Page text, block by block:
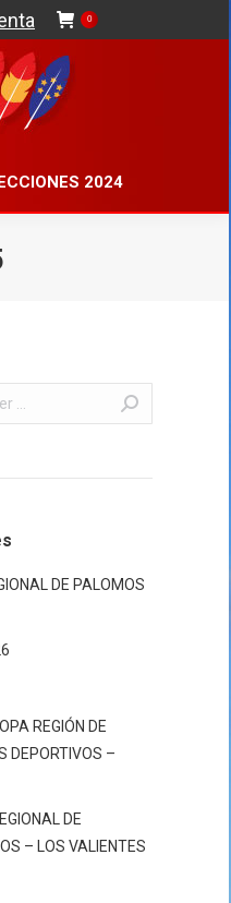
0
2024
DE PALOMOS
REGIÓN DE
DEPORTIVOS –
DE
– LOS VALIENTES